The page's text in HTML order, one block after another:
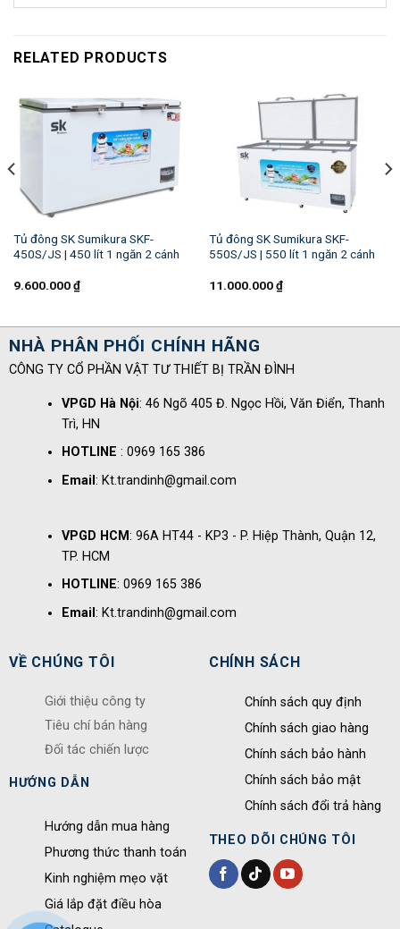
RELATED PRODUCTS
Tủ đông SK Sumikura SKF-
450S/JS | 450 lít 1 ngăn 2 cánh
9.600.000₫
Tủ đông SK Sumikura SKF-
550S/JS | 550 lít 1 ngăn 2 cánh
11.000.000₫
NHÀ PHÂN PHỐI CHÍNH HÃNG
CÔNG TY CỔ PHẦN VẬT TƯ THIẾT BỊ TRẦN ĐÌNH
VPGD Hà Nội: 46 Ngõ 405 Đ. Ngọc Hồi, Văn Điển, Thanh
Trì, HN
HOTLINE : 0969 165 386
Email : Kt.trandinh@gmail.com
VPGD HCM: 96A HT44 - KP3 - P. Hiệp Thành, Quận 12,
TP. HCM
HOTLINE: 0969 165 386
Email : Kt.trandinh@gmail.com
VỀ CHÚNG TÔI
Giới thiệu công ty
Tiêu chí bán hàng
Đối tác chiến lược
HƯỚNG DẪN
Hướng dẫn mua hàng
Phương thức thanh toán
Kinh nghiệm mẹo vặt
Giá lắp đặt điều hòa
CHÍNH SÁCH
Chính sách quy định
Chính sách giao hàng
Chính sách bảo hành
Chính sách bảo mật
Chính sách đổi trả hàng
THEO DÕI CHÚNG TÔI